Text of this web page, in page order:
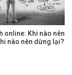
online: Khi nào nên
nào nên dừng lại?